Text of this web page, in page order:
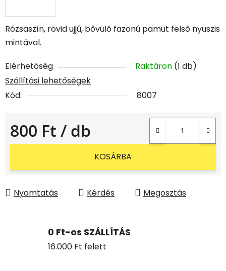
Rózsaszín, rövid ujjú, bővülő fazonú pamut felső nyuszis
mintával.
Elérhetőség Raktáron (1 db)
Szállítási lehetőségek
Kód:
8007
800 Ft / db
Egységár:
KOSÁRBA
Nyomtatás Kérdés Megosztás
0 Ft-os SZÁLLÍTÁS
16.000 Ft felett